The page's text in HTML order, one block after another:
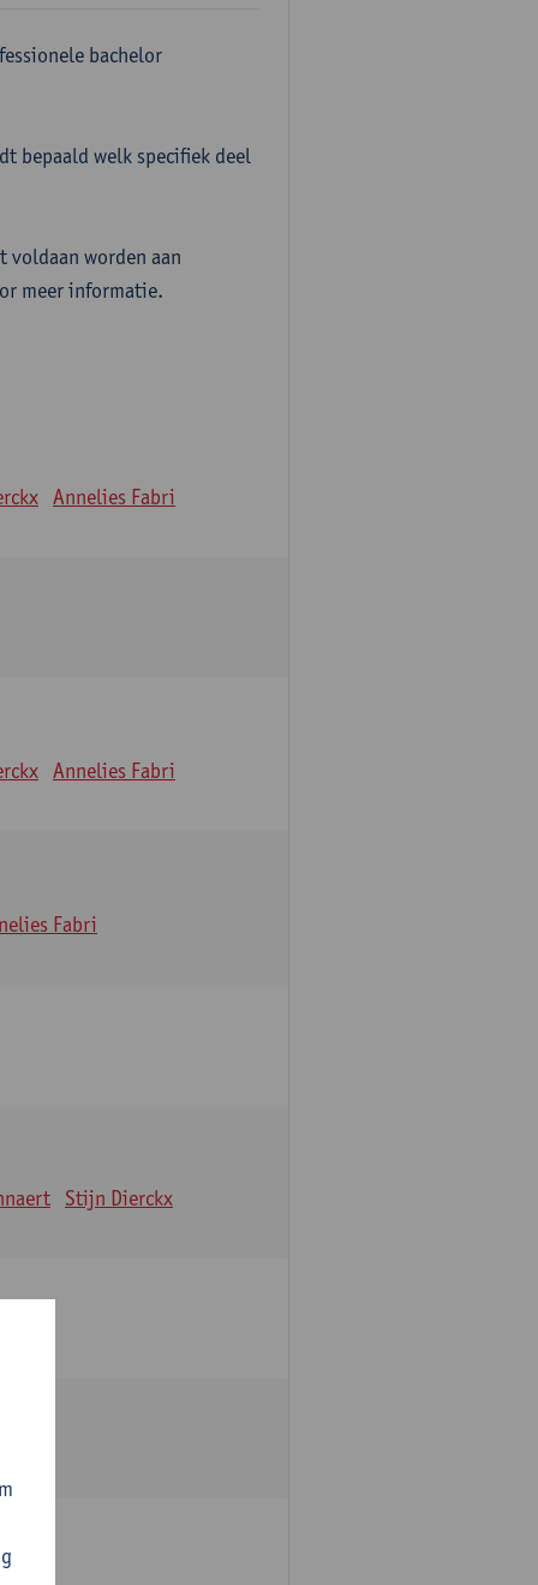
bachelor
bepaald welk specifiek deel
voldaan worden aan
meer informatie.
Annelies Fabri
Annelies Fabri
Fabri
Stijn Dierckx